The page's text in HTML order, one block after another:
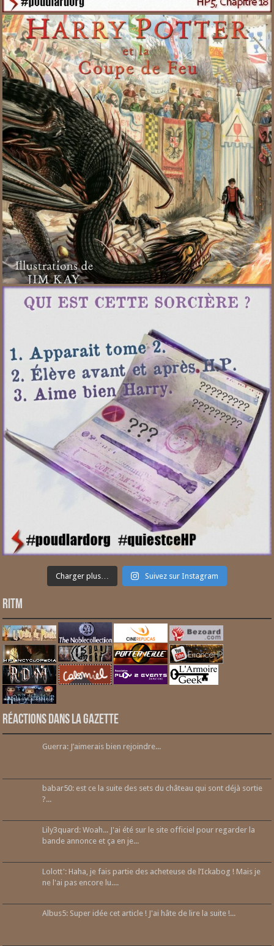
Charger plus… Suivez sur Instagram
RITM
Réactions dans la gazette
Guerra: J’aimerais bien rejoindre...
babar50: est ce la suite des sets du château qui sont déjà sortie
?...
Lily3quard: Woah... J'ai été sur le site officiel pour regarder la
bande annonce et ça en je...
Lolott': Haha, je fais partie des acheteuse de l’Ickabog ! Mais je
ne l'ai pas encore lu....
Albus5: Super idée cet article ! J'ai hâte de lire la suite !...